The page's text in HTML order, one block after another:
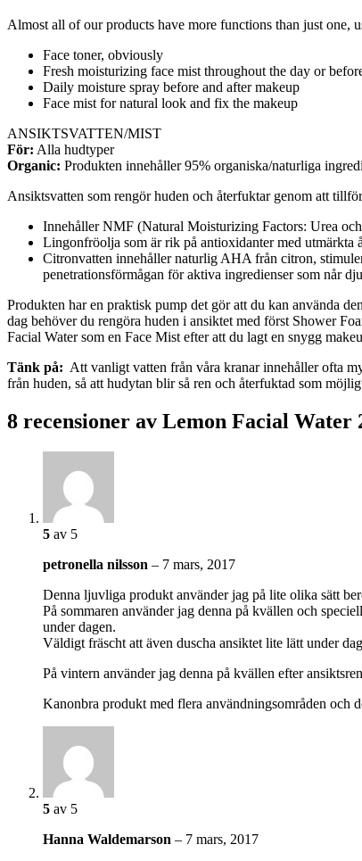
Almost all of our products have more functions than just one,
Face toner, obviously
Fresh moisturizing face mist throughout the day or
Daily moisture spray before and after makeup
Face mist for natural look and fix the makeup
ANSIKTSVATTEN/MIST
För: Alla hudtyper
Organic: Produkten innehåller 95% organiska/naturliga
Ansiktsvatten som rengör huden och återfuktar genom att
Innehåller NMF (Natural Moisturizing Factors: Urea
Lingonfröolja som är rik på antioxidanter med utmärkta
Citronvatten innehåller naturlig AHA från citron,
penetrationsförmågan för aktiva ingredienser som når
Produkten har en praktisk pump det gör att du kan använda
dag behöver du rengöra huden i ansiktet med först Shower
Facial Water som en Face Mist efter att du lagt en snygg
Tänk på: Att vanligt vatten från våra kranar innehåller ofta
från huden, så att hudytan blir så ren och återfuktad som
8 recensioner av Lemon Facial Water
5 av 5
petronella nilsson – 7 mars, 2017
Denna ljuvliga produkt använder jag på lite olika sätt
På sommaren använder jag denna på kvällen och
under dagen.
Väldigt fräscht att även duscha ansiktet lite lätt under
På vintern använder jag denna på kvällen efter
Kanonbra produkt med flera användningsområden och
5 av 5
Hanna Waldemarson – 7 mars, 2017